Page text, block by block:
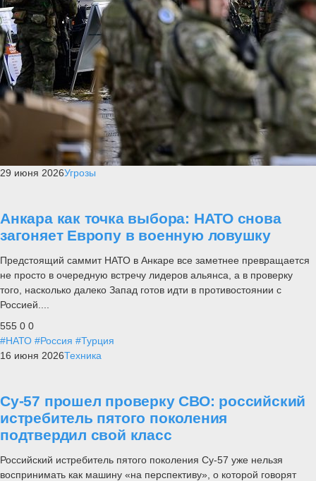
29 июня 2026Угрозы
Анкара как точка выбора: НАТО снова
загоняет Европу в военную ловушку
Предстоящий саммит НАТО в Анкаре все заметнее превращается
не просто в очередную встречу лидеров альянса, а в проверку
того, насколько далеко Запад готов идти в противостоянии с
Россией....
555 0 0
#НАТО #Россия #Турция
16 июня 2026Техника
Су-57 прошел проверку СВО: российский
истребитель пятого поколения
подтвердил свой класс
Российский истребитель пятого поколения Су-57 уже нельзя
воспринимать как машину «на перспективу», о которой говорят